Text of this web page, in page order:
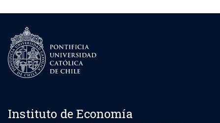
Instituto de Economía